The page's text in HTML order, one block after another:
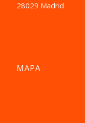
28029 Madrid
MAPA